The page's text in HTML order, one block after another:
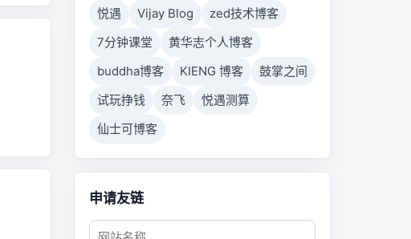
悦遇
Vijay Blog
zed技术博客
7分钟课堂
黄华志个人博客
buddha博客
KIENG 博客
鼓掌之间
试玩挣钱
奈飞
悦遇测算
仙士可博客
申请友链